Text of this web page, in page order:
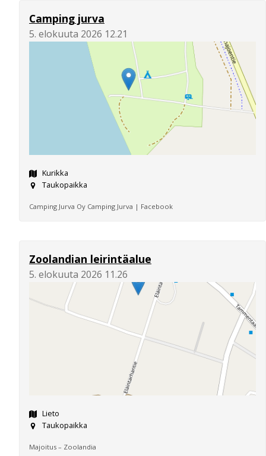
Camping jurva
5. elokuuta 2026 12.21
Kurikka
Taukopaikka
Camping Jurva Oy Camping Jurva | Facebook
Zoolandian leirintäalue
5. elokuuta 2026 11.26
Lieto
Taukopaikka
Majoitus – Zoolandia